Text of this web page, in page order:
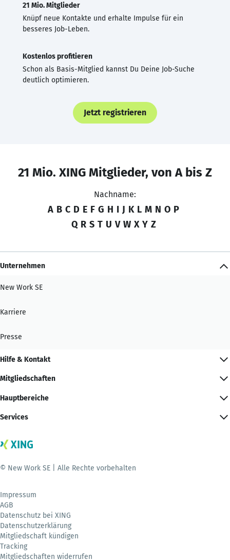
21 Mio. Mitglieder
Knüpf neue Kontakte und erhalte Impulse für ein
besseres Job-Leben.
Kostenlos profitieren
Schon als Basis-Mitglied kannst Du Deine Job-Suche
deutlich optimieren.
Jetzt registrieren
21 Mio. XING Mitglieder, von A bis Z
Nachname:
A B C D E F G H I J K L M N O P
Q R S T U V W X Y Z
Unternehmen
New Work SE
Karriere
Presse
Hilfe & Kontakt
Mitgliedschaften
Hauptbereiche
Services
© New Work SE | Alle Rechte vorbehalten
Impressum
AGB
Datenschutz bei XING
Datenschutzerklärung
Mitgliedschaft kündigen
Tracking
Mitgliedschaften widerrufen